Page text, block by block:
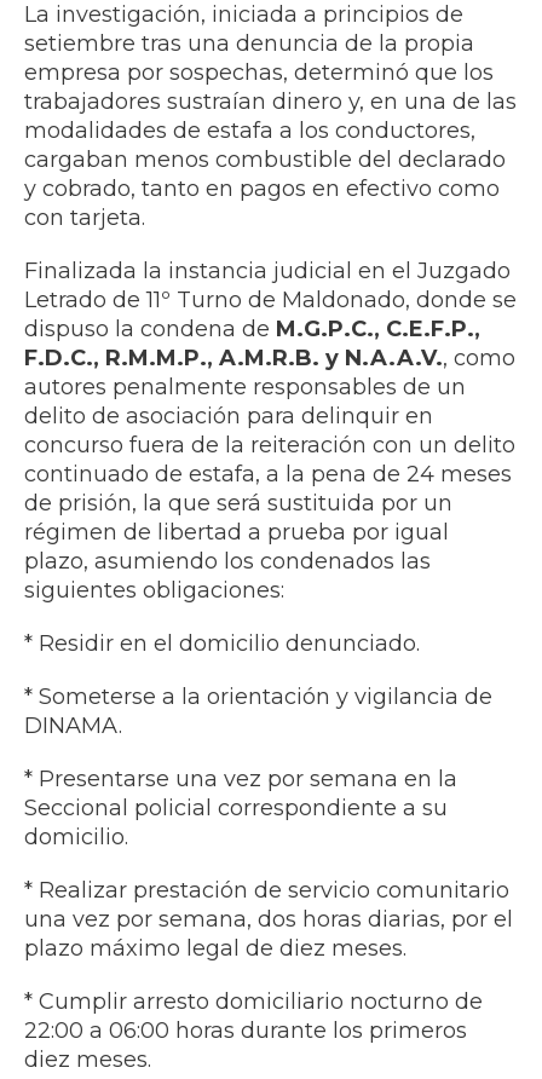
La investigación, iniciada a principios de
setiembre tras una denuncia de la propia
empresa por sospechas, determinó que los
trabajadores sustraían dinero y, en una de las
modalidades de estafa a los conductores,
cargaban menos combustible del declarado
y cobrado, tanto en pagos en efectivo como
con tarjeta.
Finalizada la instancia judicial en el Juzgado
Letrado de 11º Turno de Maldonado, donde se
dispuso la condena de M.G.P.C., C.E.F.P.,
F.D.C., R.M.M.P., A.M.R.B. y N.A.A.V., como
autores penalmente responsables de un
delito de asociación para delinquir en
concurso fuera de la reiteración con un delito
continuado de estafa, a la pena de 24 meses
de prisión, la que será sustituida por un
régimen de libertad a prueba por igual
plazo, asumiendo los condenados las
siguientes obligaciones:
* Residir en el domicilio denunciado.
* Someterse a la orientación y vigilancia de
DINAMA.
* Presentarse una vez por semana en la
Seccional policial correspondiente a su
domicilio.
* Realizar prestación de servicio comunitario
una vez por semana, dos horas diarias, por el
plazo máximo legal de diez meses.
* Cumplir arresto domiciliario nocturno de
22:00 a 06:00 horas durante los primeros
diez meses.